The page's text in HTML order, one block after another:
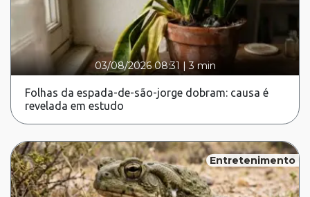
03/08/2026 08:31 |3 min
Folhas da espada-de-são-jorge dobram: causa é
revelada em estudo
Entretenimento